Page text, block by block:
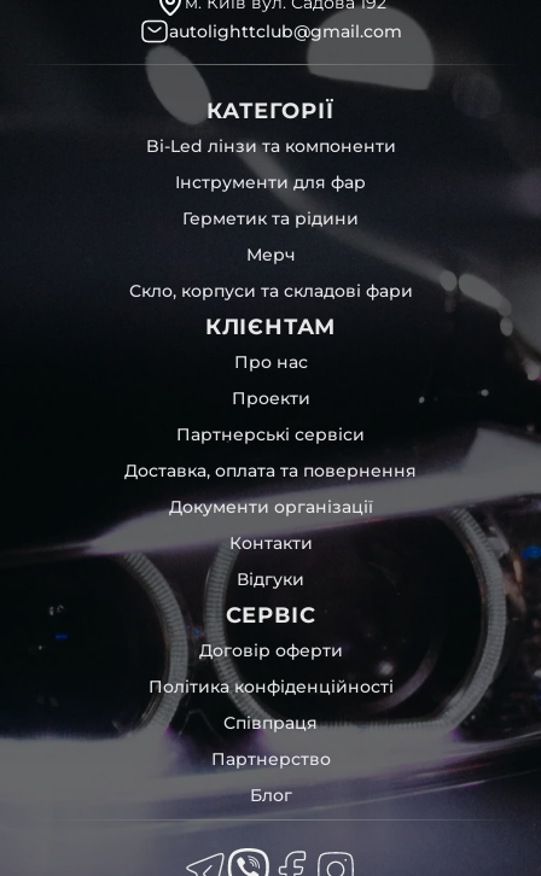
autolighttclub@gmail.com
КАТЕГОРІЇ
Bi-Led лінзи та компоненти
Інструменти для фар
Герметик та рідини
Мерч
Скло, корпуси та складові фари
КЛІЄНТАМ
Про нас
Проекти
Партнерські сервіси
Доставка, оплата та повернення
Документи організації
Контакти
Відгуки
СЕРВІС
Договір оферти
Політика конфіденційності
Співпраця
Партнерство
Блог